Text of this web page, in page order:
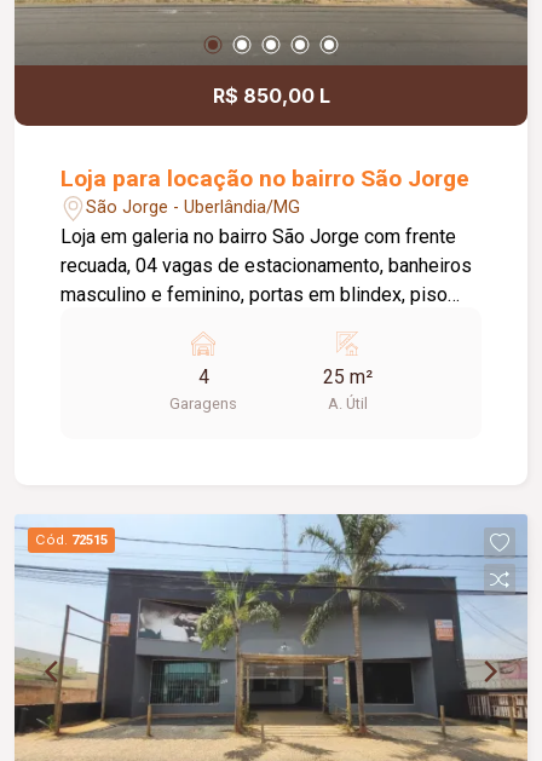
R$ 850,00 L
Loja para locação no bairro São Jorge
São Jorge - Uberlândia/MG
Loja em galeria no bairro São Jorge com frente
recuada, 04 vagas de estacionamento, banheiros
masculino e feminino, portas em blindex, piso
4
Garagens
25 m²
A. Útil
Cód. 72515